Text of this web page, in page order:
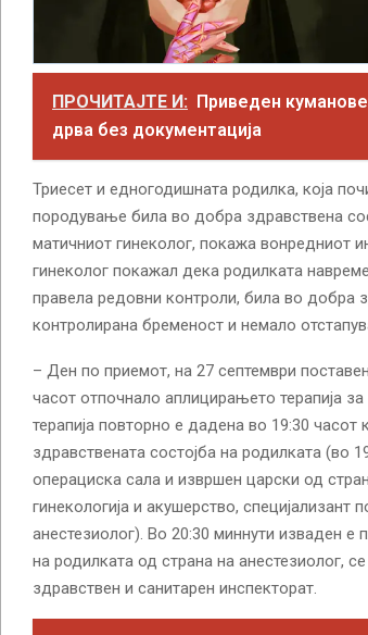
ПРОЧИТАЈТЕ И: Приведен
дрва без документација
Триесет и едногодишната родилка, која
породување била во добра здравствена
матичниот гинеколог, покажа вонредниот
гинеколог покажал дека родилката
правела редовни контроли, била во добра
контролирана бременост и немало
– Ден по приемот, на 27 септември
часот отпочнало аплицирањето терапија
терапија повторно е дадена во 19:30
здравствената состојба на родилката (во
операциска сала и извршен царски од
гинекологија и акушерство, специјализант
анестезиолог). Во 20:30 миннути изваден е
на родилката од страна на анестезиолог,
здравствен и санитарен инспекторат.